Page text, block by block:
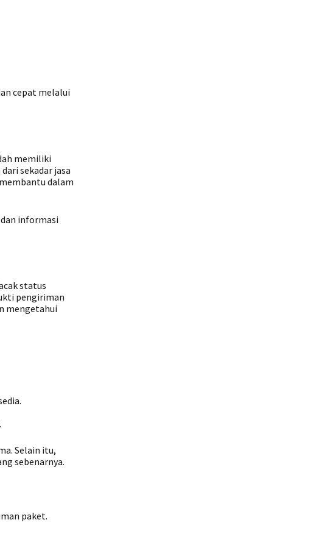
cepat melalui
memiliki
sekadar jasa
dalam
informasi
status
pengiriman
mengetahui
Selain itu,
sebenarnya.
paket.